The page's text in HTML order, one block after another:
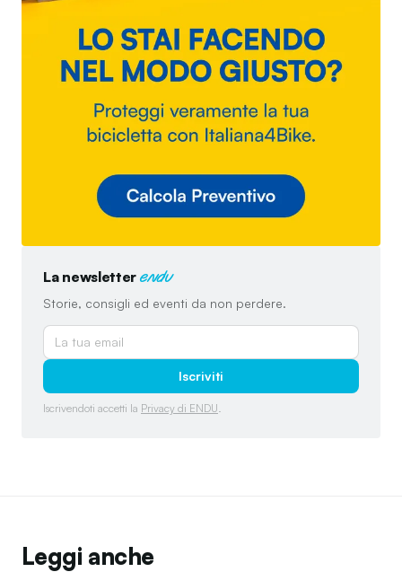
La newsletter endu
Storie, consigli ed eventi da non perdere.
Iscriviti
Iscrivendoti accetti la Privacy di ENDU.
Leggi anche